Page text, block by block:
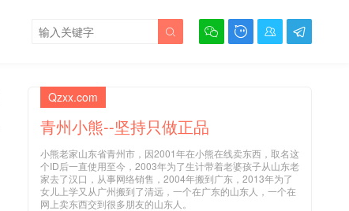
   

Qzxx.com
青州小熊--坚持只做正品
小熊老家山东省青州市，因2001年在小熊在线卖东西，取名这
个ID后一直使用至今，2003年为了生计带着老婆孩子从山东老
家去了汉口，从事网络销售，2004年搬到广东，2013年为了
女儿上学又从广州搬到了清远，一个在广东的山东人，一个在
网上卖东西交到很多朋友的山东人。